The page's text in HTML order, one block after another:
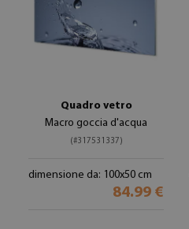
Quadro vetro
Macro goccia d'acqua
(#317531337)
dimensione da: 100x50 cm
84.99 €